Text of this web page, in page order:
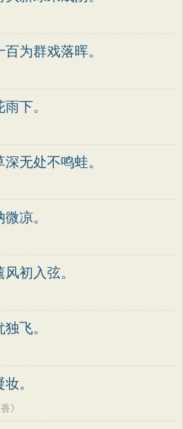
为群戏落晖。
下。
无处不鸣蛙。
凉。
初入弦。
飞。
。
》